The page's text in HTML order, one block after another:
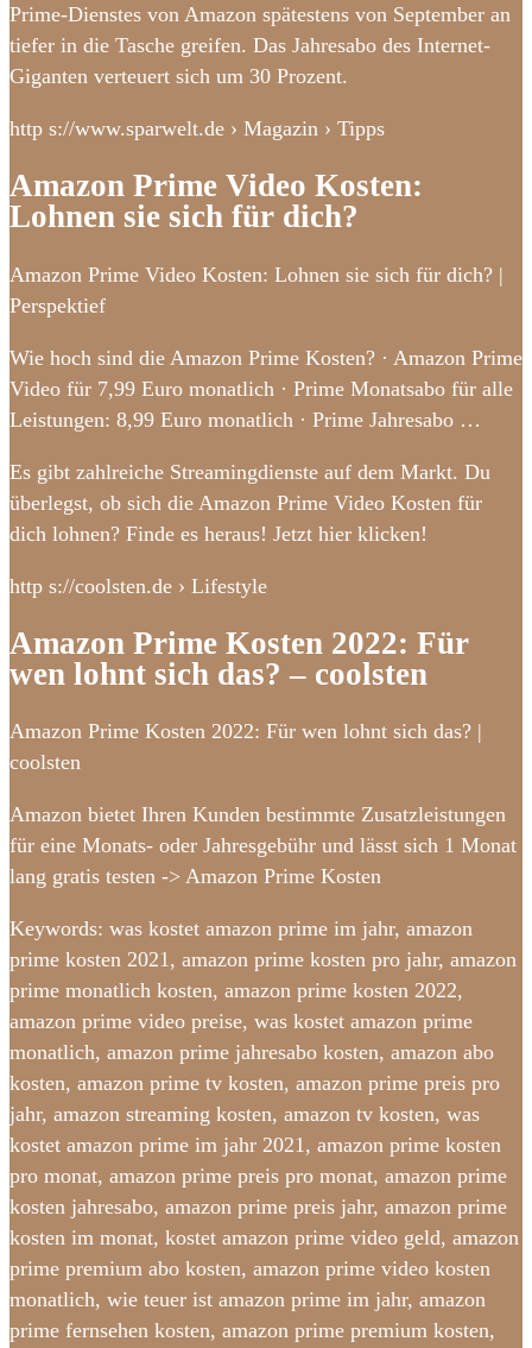
Prime-Dienstes von Amazon spätestens von September an
tiefer in die Tasche greifen. Das Jahresabo des Internet-
Giganten verteuert sich um 30 Prozent.
http s://www.sparwelt.de › Magazin › Tipps
Amazon Prime Video Kosten:
Lohnen sie sich für dich?
Amazon Prime Video Kosten: Lohnen sie sich für dich? |
Perspektief
Wie hoch sind die Amazon Prime Kosten? · Amazon Prime
Video für 7,99 Euro monatlich · Prime Monatsabo für alle
Leistungen: 8,99 Euro monatlich · Prime Jahresabo …
Es gibt zahlreiche Streamingdienste auf dem Markt. Du
überlegst, ob sich die Amazon Prime Video Kosten für
dich lohnen? Finde es heraus! Jetzt hier klicken!
http s://coolsten.de › Lifestyle
Amazon Prime Kosten 2022: Für
wen lohnt sich das? – coolsten
Amazon Prime Kosten 2022: Für wen lohnt sich das? |
coolsten
Amazon bietet Ihren Kunden bestimmte Zusatzleistungen
für eine Monats- oder Jahresgebühr und lässt sich 1 Monat
lang gratis testen -> Amazon Prime Kosten
Keywords: was kostet amazon prime im jahr, amazon
prime kosten 2021, amazon prime kosten pro jahr, amazon
prime monatlich kosten, amazon prime kosten 2022,
amazon prime video preise, was kostet amazon prime
monatlich, amazon prime jahresabo kosten, amazon abo
kosten, amazon prime tv kosten, amazon prime preis pro
jahr, amazon streaming kosten, amazon tv kosten, was
kostet amazon prime im jahr 2021, amazon prime kosten
pro monat, amazon prime preis pro monat, amazon prime
kosten jahresabo, amazon prime preis jahr, amazon prime
kosten im monat, kostet amazon prime video geld, amazon
prime premium abo kosten, amazon prime video kosten
monatlich, wie teuer ist amazon prime im jahr, amazon
prime fernsehen kosten, amazon prime premium kosten,